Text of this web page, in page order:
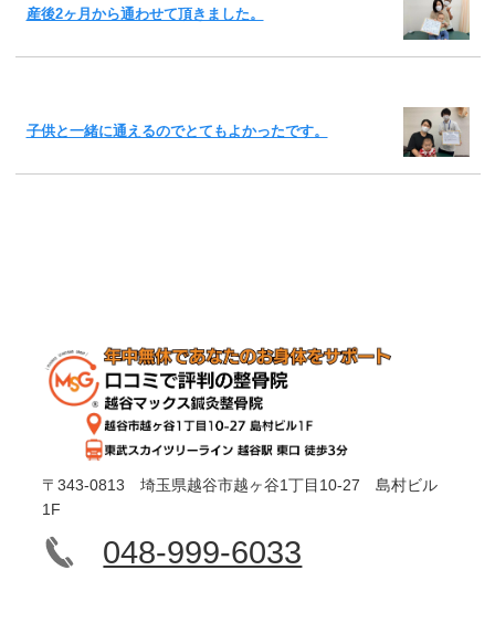
産後2ヶ月から通わせて頂きました。
子供と一緒に通えるのでとてもよかったです。
〒343-0813 埼玉県越谷市越ヶ谷1丁目10-27 島村ビル
1F
048-999-6033